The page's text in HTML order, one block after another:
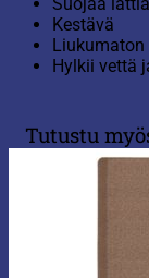
Kestävä
Liukumaton
Hylkii vettä
Tutustu